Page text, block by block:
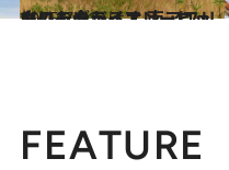
2015.7.31
キリンやライオン、ヒョウにも会える！ 南アフリカのラグジュアリーロッジ
旅＆お出かけ
FEATURE